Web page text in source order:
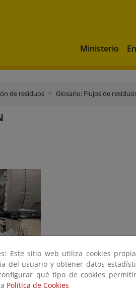
Ministerio
de residuos Glosario: Flujos de
100% reciclable. El residuo de
de papel nuevo. El papel y el
Este sitio web utiliza cookies
del usuario y obtener datos
qué tipo de cookies
Política de Cookies